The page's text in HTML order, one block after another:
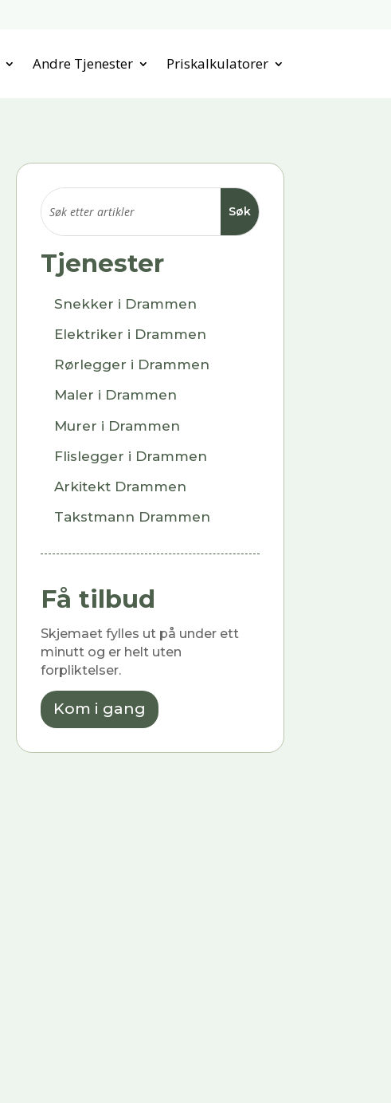
Andre Tjenester Priskalkulatorer
Tjenester
Snekker i Drammen
Elektriker i Drammen
Rørlegger i Drammen
Maler i Drammen
Murer i Drammen
Flislegger i Drammen
Arkitekt Drammen
Takstmann Drammen
Få tilbud
Skjemaet fylles ut på under ett
minutt og er helt uten
forpliktelser.
Kom i gang